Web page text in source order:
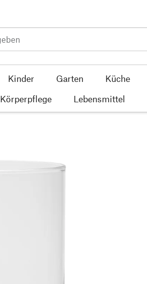
Kinder Garten Küche
Körperpflege Lebensmittel